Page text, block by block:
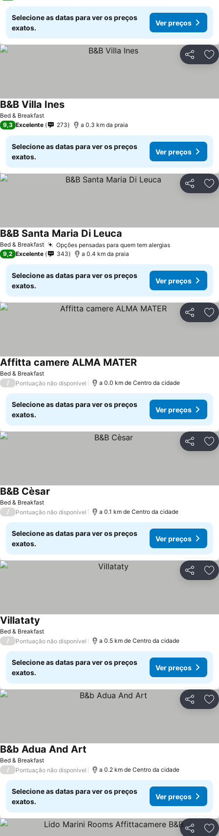
Selecione as datas para ver os preços
exatos.
Ver preços
Partilhar
Bed & Breakfast
B&B Villa Ines
9,3 Excelente 273 a 0.3 km da praia
Selecione as datas para ver os preços
exatos.
Ver preços
Partilhar
Bed & Breakfast Opções pensadas para quem tem alergias
B&B Santa Maria Di Leuca
9,2 Excelente 343 a 0.4 km da praia
Selecione as datas para ver os preços
exatos.
Ver preços
Partilhar
Bed & Breakfast
Affitta camere ALMA MATER
/ Pontuação não disponível a 0.0 km de Centro da cidade
Selecione as datas para ver os preços
exatos.
Ver preços
Partilhar
Bed & Breakfast
B&B Cèsar
/ Pontuação não disponível a 0.1 km de Centro da cidade
Selecione as datas para ver os preços
exatos.
Ver preços
Partilhar
Bed & Breakfast
Villataty
/ Pontuação não disponível a 0.5 km de Centro da cidade
Selecione as datas para ver os preços
exatos.
Ver preços
Partilhar
Bed & Breakfast
B&b Adua And Art
/ Pontuação não disponível a 0.2 km de Centro da cidade
Selecione as datas para ver os preços
exatos.
Ver preços
Partilhar